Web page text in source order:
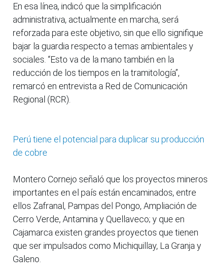
En esa línea, indicó que la simplificación
administrativa, actualmente en marcha, será
reforzada para este objetivo, sin que ello signifique
bajar la guardia respecto a temas ambientales y
sociales. “Esto va de la mano también en la
reducción de los tiempos en la tramitología”,
remarcó en entrevista a Red de Comunicación
Regional (RCR).
Perú tiene el potencial para duplicar su producción
de cobre
Montero Cornejo señaló que los proyectos mineros
importantes en el país están encaminados, entre
ellos Zafranal, Pampas del Pongo, Ampliación de
Cerro Verde, Antamina y Quellaveco; y que en
Cajamarca existen grandes proyectos que tienen
que ser impulsados como Michiquillay, La Granja y
Galeno.